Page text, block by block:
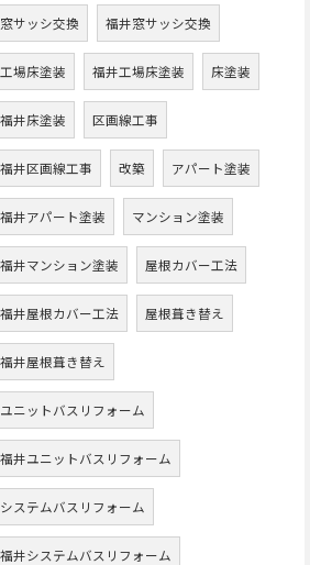
窓サッシ交換 福井窓サッシ交換
工場床塗装 福井工場床塗装 床塗装
福井床塗装 区画線工事
福井区画線工事 改築 アパート塗装
福井アパート塗装 マンション塗装
福井マンション塗装 屋根カバー工法
福井屋根カバー工法 屋根葺き替え
福井屋根葺き替え
ユニットバスリフォーム
福井ユニットバスリフォーム
システムバスリフォーム
福井システムバスリフォーム